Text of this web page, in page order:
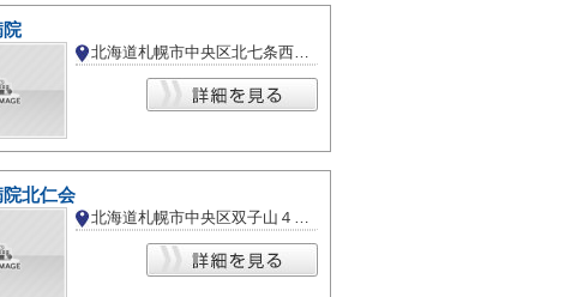
院
北海道札幌市中央区北七条西２６丁目
北仁会
北海道札幌市中央区双子山４丁目